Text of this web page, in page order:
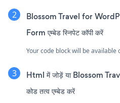
Blossom Travel for
Form एम्बेड स्निपेट कॉपी करें
Your code block will be available
Html में जोड़ें या Blossom
कोड तत्व एम्बेड करें